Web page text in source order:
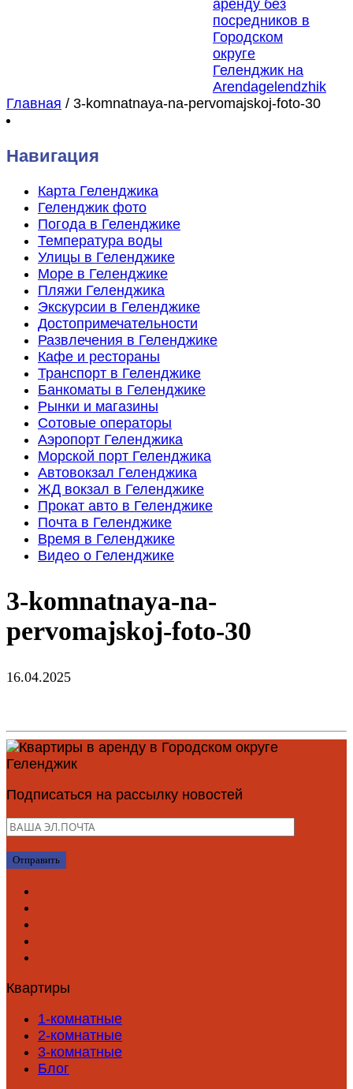
Главная / 3-komnatnaya-na-pervomajskoj-foto-30
Навигация
Карта Геленджика
Геленджик фото
Погода в Геленджике
Температура воды
Улицы в Геленджике
Море в Геленджике
Пляжи Геленджика
Экскурсии в Геленджике
Достопримечательности
Развлечения в Геленджике
Кафе и рестораны
Транспорт в Геленджике
Банкоматы в Геленджике
Рынки и магазины
Сотовые операторы
Аэропорт Геленджика
Морской порт Геленджика
Автовокзал Геленджика
ЖД вокзал в Геленджике
Прокат авто в Геленджике
Почта в Геленджике
Время в Геленджике
Видео о Геленджике
3-komnatnaya-na-
pervomajskoj-foto-30
16.04.2025
Подписаться на рассылку новостей
Квартиры
1-комнатные
2-комнатные
3-комнатные
Блог